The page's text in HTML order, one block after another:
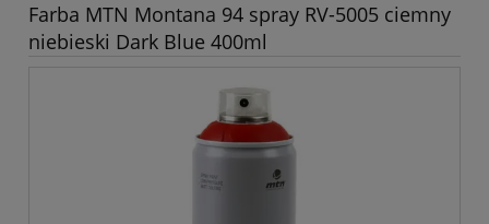
Farba MTN Montana 94 spray RV-5005 ciemny
niebieski Dark Blue 400ml